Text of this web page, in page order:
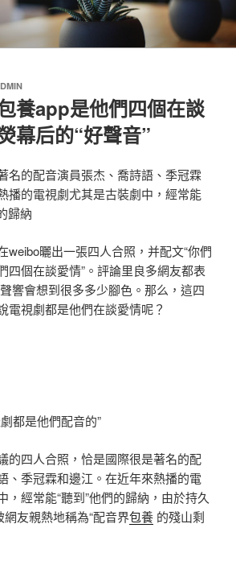
養app是他們四個在談
幕后的“好聲音”
名的配音演員張杰、喬詩語、季冠霖
播的電視劇尤其是古裝劇中，經常能
歸納
曬出一張四人合照，并配文“你們
四個在談愛情”。評論里良多網友都表
響會想到很多多少腳色。那么，這四
電視劇都是他們在談愛情呢？
都是他們配音的”
四人合照，恰是國際很是著名的配
、季冠霖和邊江。在近年來熱播的電
，經常能“聽到”他們的歸納，由於持久
網友親熱地稱為“配音界包養 的殘山剩